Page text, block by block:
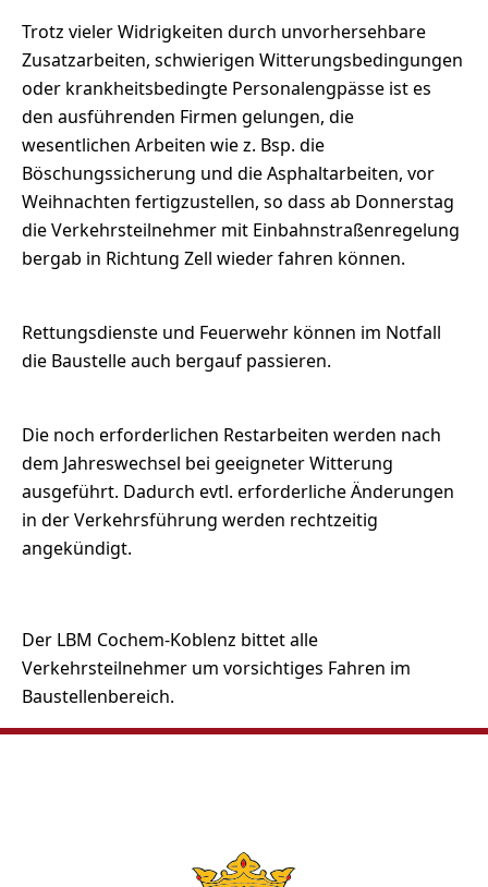
Trotz vieler Widrigkeiten durch unvorhersehbare
Zusatzarbeiten, schwierigen Witterungsbedingungen
oder krankheitsbedingte Personalengpässe ist es
den ausführenden Firmen gelungen, die
wesentlichen Arbeiten wie z. Bsp. die
Böschungssicherung und die Asphaltarbeiten, vor
Weihnachten fertigzustellen, so dass ab Donnerstag
die Verkehrsteilnehmer mit Einbahnstraßenregelung
bergab in Richtung Zell wieder fahren können.
Rettungsdienste und Feuerwehr können im Notfall
die Baustelle auch bergauf passieren.
Die noch erforderlichen Restarbeiten werden nach
dem Jahreswechsel bei geeigneter Witterung
ausgeführt. Dadurch evtl. erforderliche Änderungen
in der Verkehrsführung werden rechtzeitig
angekündigt.
Der LBM Cochem-Koblenz bittet alle
Verkehrsteilnehmer um vorsichtiges Fahren im
Baustellenbereich.